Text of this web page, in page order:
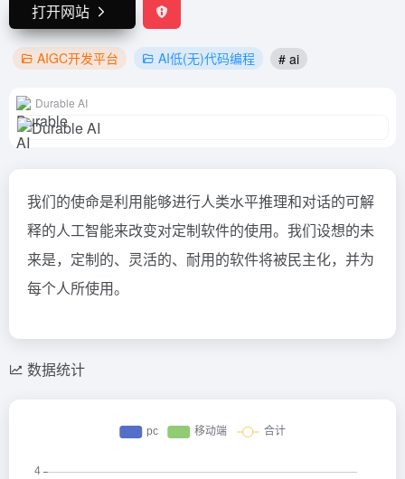
打开网站
AIGC开发平台 AI低(无)代码编程 # ai
Durable AI
我们的使命是利用能够进行人类水平推理和对话的可解
释的人工智能来改变对定制软件的使用。我们设想的未
来是，定制的、灵活的、耐用的软件将被民主化，并为
每个人所使用。
数据统计